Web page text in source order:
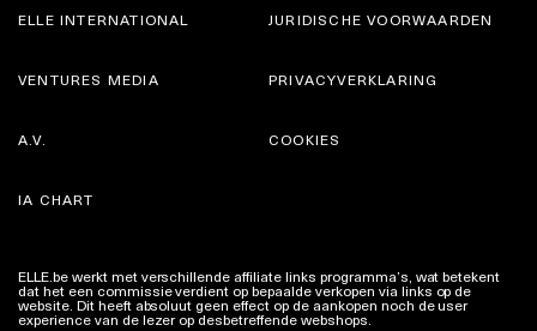
ELLE INTERNATIONAL
VENTURES MEDIA
JURIDISCHE VOORWAARDEN
PRIVACYVERKLARING
A.V.
IA CHART
COOKIES
ELLE.be werkt met verschillende affiliate links programma’s, wat betekent
dat het een commissie verdient op bepaalde verkopen via links op de
website. Dit heeft absoluut geen effect op de aankopen noch de user
experience van de lezer op desbetreffende webshops.